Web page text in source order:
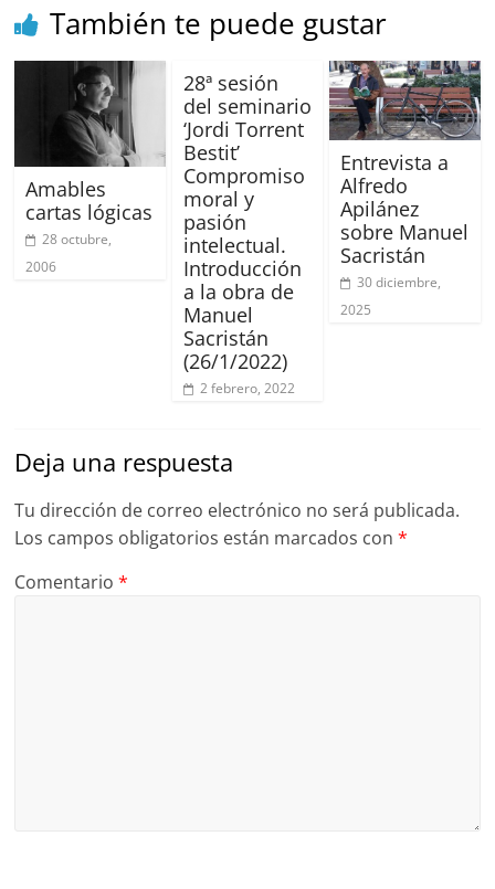
También te puede gustar
Amables
cartas lógicas
28 octubre,
2006
28ª sesión
del seminario
‘Jordi Torrent
Bestit’
Compromiso
moral y
pasión
intelectual.
Introducción
a la obra de
Manuel
Sacristán
(26/1/2022)
2 febrero, 2022
Entrevista a
Alfredo
Apilánez
sobre Manuel
Sacristán
30 diciembre,
2025
Deja una respuesta
Tu dirección de correo electrónico no será publicada.
Los campos obligatorios están marcados con*
Comentario*